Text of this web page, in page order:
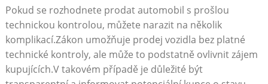
Pokud se rozhodnete prodat automobil s prošlou
technickou kontrolou, můžete narazit na několik
komplikací.Zákon umožňuje prodej vozidla bez platné
technické kontroly, ale může to podstatně ovlivnit zájem
kupujících.V takovém případě je důležité být